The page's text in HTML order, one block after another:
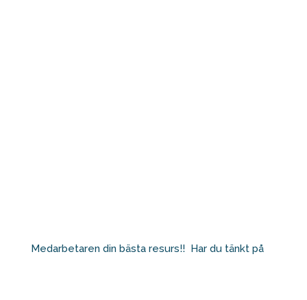
Medarbetaren din bästa resurs!!⁠ ⁠ Har du tänkt på